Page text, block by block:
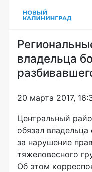
владельца
20 марта 2017,
Центральный
обязал
за нарушение
тяжеловесного
Об этом